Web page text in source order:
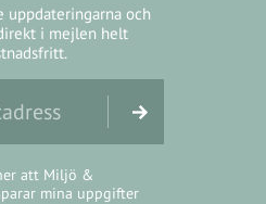
uppdateringarna och
i mejlen helt
att Miljö &
mina uppgifter